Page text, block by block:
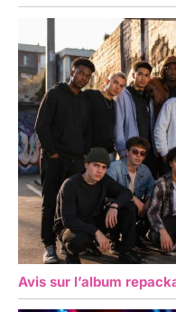
Avis sur l’album